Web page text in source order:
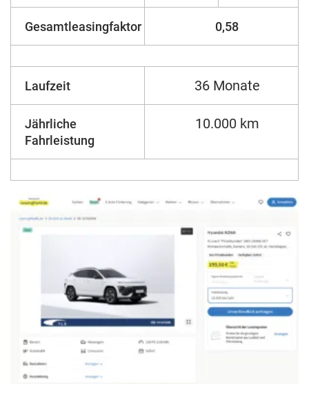
Gesamtleasingfaktor 0,58
Laufzeit 36 Monate
Jährliche
Fahrleistung
10.000 km